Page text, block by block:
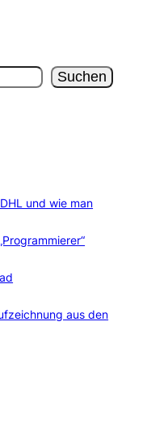
Suchen
und wie man
aus den